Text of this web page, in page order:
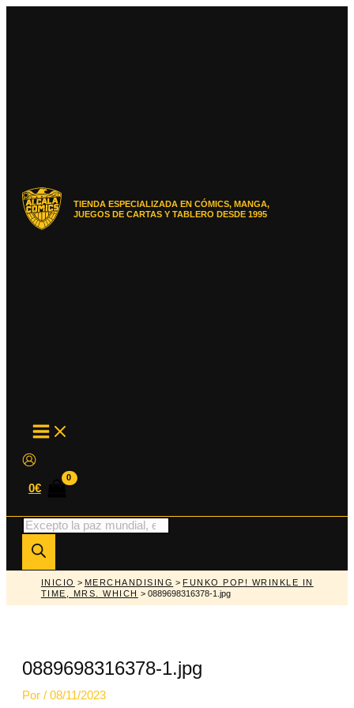
TIENDA ESPECIALIZADA EN CÓMICS, MANGA,
JUEGOS DE CARTAS Y TABLERO DESDE 1995
MAIN
MENU
0€
Búsqueda
de
productos
INICIO > MERCHANDISING > FUNKO POP! WRINKLE IN
TIME, MRS. WHICH > 0889698316378-1.jpg
0889698316378-1.jpg
Por / 08/11/2023